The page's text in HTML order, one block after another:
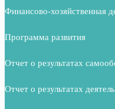
Финансово-хозяйственная
Программа развития
Отчет о результатах
Отчет о результатах